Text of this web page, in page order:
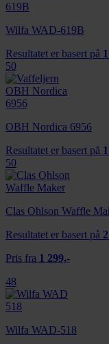
mediefunksjoner
dessuten
annonsering og
med annen
eller som de har
tjenestene deres.
Wilfa WAD-619B
Resultatet er basert på 1
50
OBH Nordica 6956
Resultatet er basert på 1
50
Clas Ohlson Waffle
Resultatet er basert på 2
Pris fra 1 299,-
48
Wilfa WAD-518